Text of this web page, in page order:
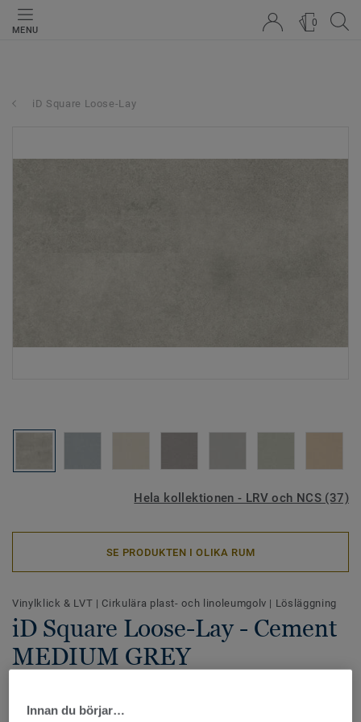
MENU
0
iD Square Loose-Lay
Hela kollektionen - LRV och NCS (37)
SE PRODUKTEN I OLIKA RUM
Vinylklick & LVT | Cirkulära plast- och linoleumgolv | Lösläggning
iD Square Loose-Lay - Cement
MEDIUM GREY
vinylplattor som möjliggör skapandet av inspirerande
Innan du börjar…